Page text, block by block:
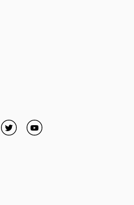
in New Tab
Opens in New Tab
TwitterLink Opens in New Tab
YouTubeLink Opens in New Tab